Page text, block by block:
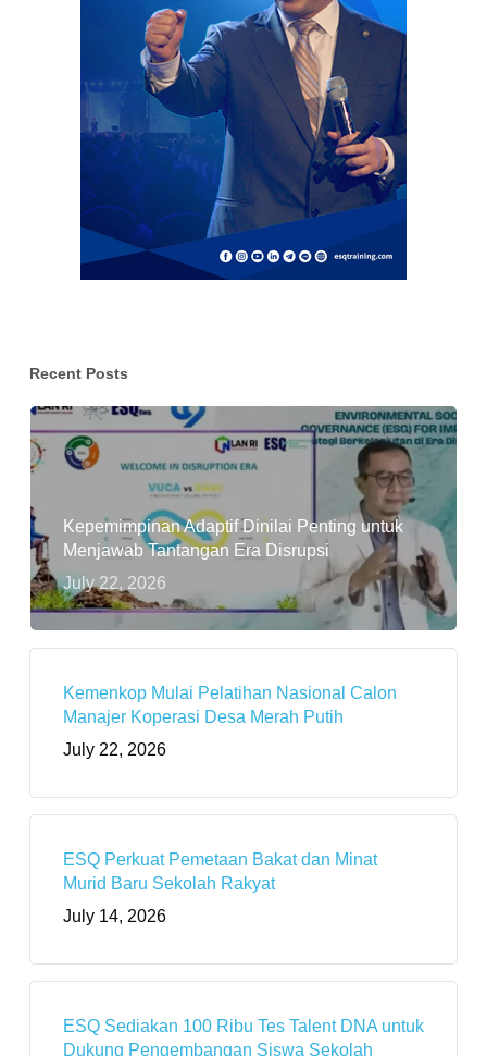
Recent Posts
Kepemimpinan Adaptif Dinilai Penting untuk
Menjawab Tantangan Era Disrupsi
July 22, 2026
Kemenkop Mulai Pelatihan Nasional Calon
Manajer Koperasi Desa Merah Putih
July 22, 2026
ESQ Perkuat Pemetaan Bakat dan Minat
Murid Baru Sekolah Rakyat
July 14, 2026
ESQ Sediakan 100 Ribu Tes Talent DNA untuk
Dukung Pengembangan Siswa Sekolah